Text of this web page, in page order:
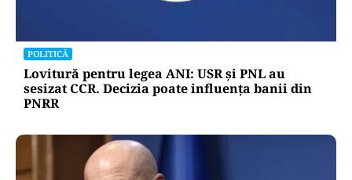
POLITICĂ
Lovitură pentru legea ANI: USR și PNL au
sesizat CCR. Decizia poate influența banii din
PNRR